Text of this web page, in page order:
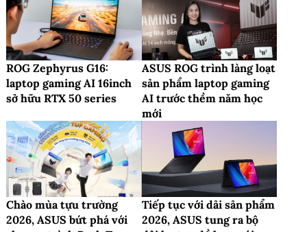
ROG Zephyrus G16:
laptop gaming AI 16inch
sở hữu RTX 50 series
ASUS ROG trình làng loạt
sản phẩm laptop gaming
AI trước thềm năm học
mới
Chào mùa tựu trường
2026, ASUS bứt phá với
Tiếp tục với dải sản phẩm
2026, ASUS tung ra bộ